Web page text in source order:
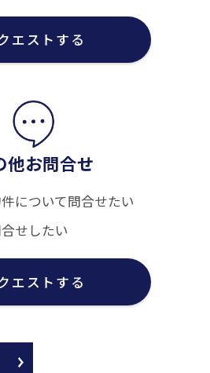
エストする
他お問合せ
について問合せたい
せしたい
エストする